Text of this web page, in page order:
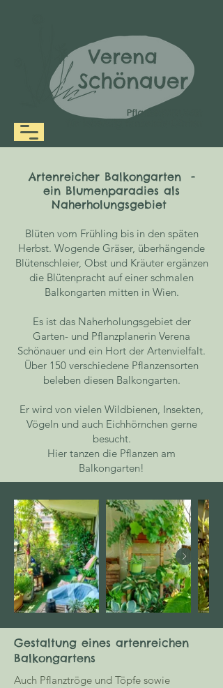
Artenreicher Balkongarten -
ein Blumenparadies als
Naherholungsgebiet
Blüten vom Frühling bis in den späten
Herbst. Wogende Gräser, überhängende
Blütenschleier, Obst und Kräuter ergänzen
die Blütenpracht auf einer schmalen
Balkongarten mitten in Wien.
Es ist das Naherholungsgebiet der
Garten- und Pflanzplanerin Verena
Schönauer und ein Hort der Artenvielfalt.
Über 150 verschiedene Pflanzensorten
beleben diesen Balkongarten.
Er wird von vielen Wildbienen, Insekten,
Vögeln und auch Eichhörnchen gerne
besucht.
Hier tanzen die Pflanzen am
Balkongarten!
Gestaltung eines artenreichen
Balkongartens
Auch Pflanztröge und Töpfe sowie